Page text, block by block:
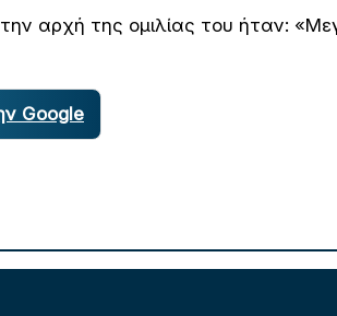
αρχή της ομιλίας του ήταν:
Google